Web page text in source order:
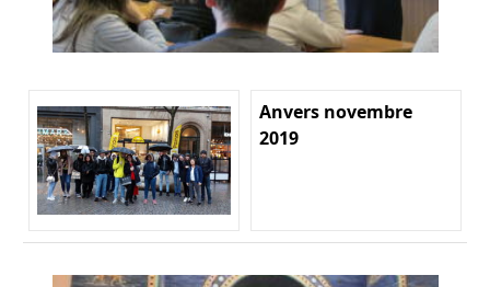
Anvers novembre
2019